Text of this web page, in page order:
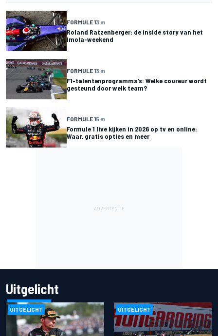
FORMULE 13 m
Roland Ratzenberger: de inside story van het
Imola-weekend
FORMULE 13 m
F1-talentenprogramma’s: Welke coureur wordt
gesteund door welk team?
FORMULE 15 m
Formule 1 live kijken in 2026 op tv en online:
Waar, gratis opties en meer
Uitgelicht
UITGELICHT UITGELICHT